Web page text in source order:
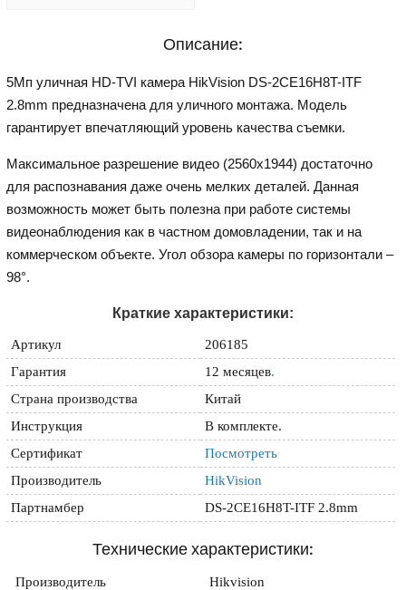
Описание:
5Мп уличная HD-TVI камера HikVision DS-2CE16H8T-ITF
2.8mm предназначена для уличного монтажа. Модель
гарантирует впечатляющий уровень качества съемки.
Максимальное разрешение видео (2560x1944) достаточно
для распознавания даже очень мелких деталей. Данная
возможность может быть полезна при работе системы
видеонаблюдения как в частном домовладении, так и на
коммерческом объекте. Угол обзора камеры по горизонтали –
98°.
Краткие характеристики:
Артикул
206185
Гарантия
12 месяцев.
Страна производства
Китай
Инструкция
В комплекте.
Сертификат
Посмотреть
Производитель
HikVision
Партнамбер
DS-2CE16H8T-ITF 2.8mm
Технические характеристики:
Производитель
Hikvision